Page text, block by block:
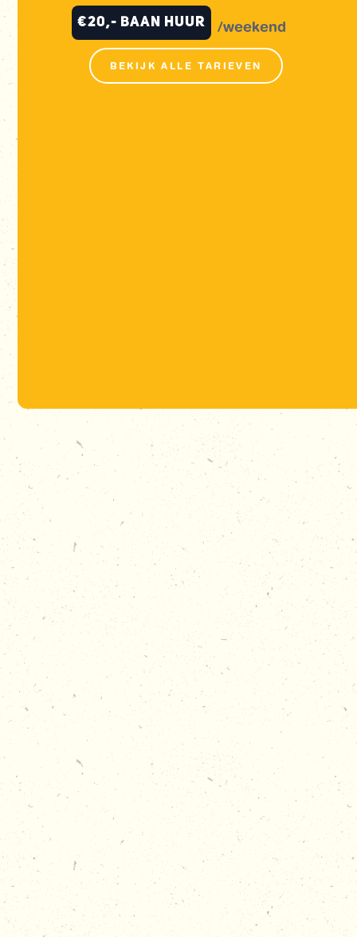
€20,- baan huur /weekend
BEKIJK ALLE TARIEVEN
INFORMATIE
TENNIS TOERNOOI: DE ULTIEME
TEAMUITDAGING!
Ben je op zoek naar een sportief en competitief
teamuitje? Organiseer een spannend
bij De Basis 010 en strijd met collega’s, vrienden of
familie om de winst! Of je nu een ervaren speler bent
of voor het eerst een racket vasthoudt, dit toernooi
draait om plezier, teamwork en een gezonde dosis
We regelen alles voor een perfect georganiseerde
tennisdag: een toernooischema, professionele
tennisbanen en uiteraard een geweldige sfeer. Speel
enkel- of dubbelwedstrijden en werk samen met je
team naar de overwinning. Tussendoor is er volop